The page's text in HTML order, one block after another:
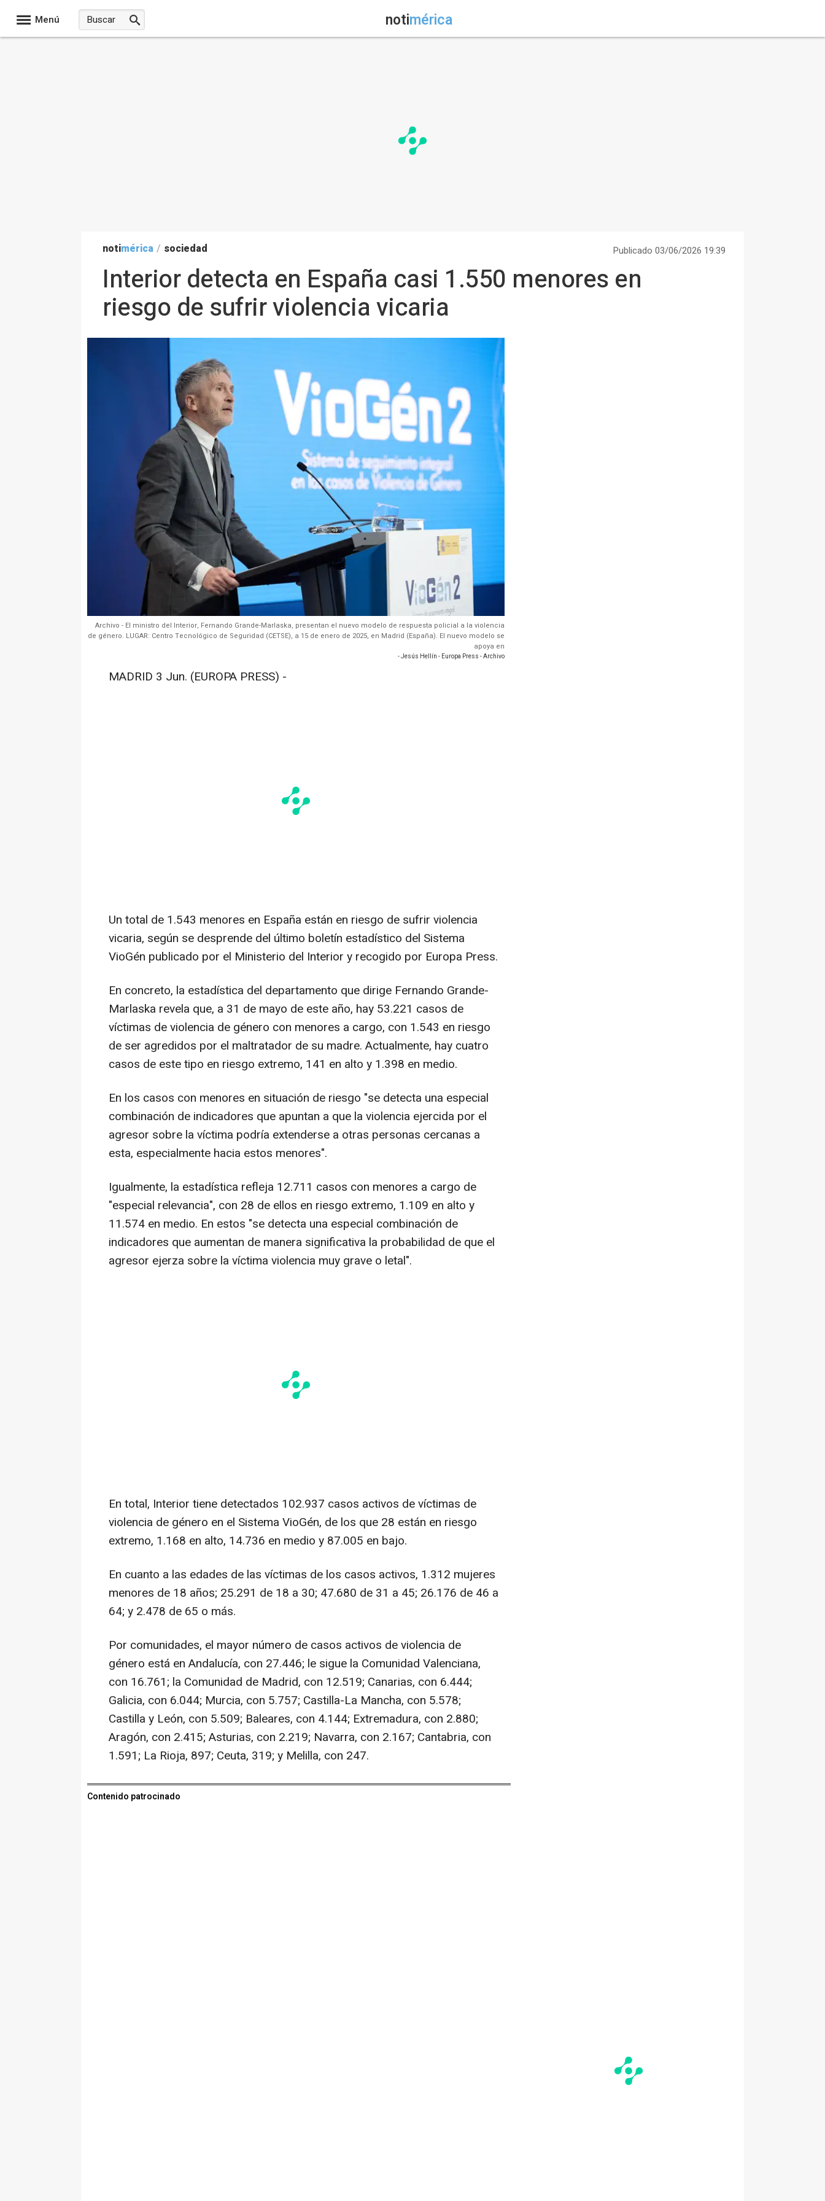
Menú notimérica
notimérica / sociedad Publicado 03/06/2026 19:39
Interior detecta en España casi 1.550 menores en
riesgo de sufrir violencia vicaria
Archivo - El ministro del Interior, Fernando Grande-Marlaska, presentan el nuevo modelo de respuesta policial a la violencia
de género. LUGAR: Centro Tecnológico de Seguridad (CETSE), a 15 de enero de 2025, en Madrid (España). El nuevo modelo se
apoya en
- Jesús Hellín - Europa Press - Archivo
MADRID 3 Jun. (EUROPA PRESS) -
Un total de 1.543 menores en España están en riesgo de sufrir violencia
vicaria, según se desprende del último boletín estadístico del Sistema
VioGén publicado por el Ministerio del Interior y recogido por Europa Press.
En concreto, la estadística del departamento que dirige Fernando Grande-
Marlaska revela que, a 31 de mayo de este año, hay 53.221 casos de
víctimas de violencia de género con menores a cargo, con 1.543 en riesgo
de ser agredidos por el maltratador de su madre. Actualmente, hay cuatro
casos de este tipo en riesgo extremo, 141 en alto y 1.398 en medio.
En los casos con menores en situación de riesgo "se detecta una especial
combinación de indicadores que apuntan a que la violencia ejercida por el
agresor sobre la víctima podría extenderse a otras personas cercanas a
esta, especialmente hacia estos menores".
Igualmente, la estadística refleja 12.711 casos con menores a cargo de
"especial relevancia", con 28 de ellos en riesgo extremo, 1.109 en alto y
11.574 en medio. En estos "se detecta una especial combinación de
indicadores que aumentan de manera significativa la probabilidad de que el
agresor ejerza sobre la víctima violencia muy grave o letal".
En total, Interior tiene detectados 102.937 casos activos de víctimas de
violencia de género en el Sistema VioGén, de los que 28 están en riesgo
extremo, 1.168 en alto, 14.736 en medio y 87.005 en bajo.
En cuanto a las edades de las víctimas de los casos activos, 1.312 mujeres
menores de 18 años; 25.291 de 18 a 30; 47.680 de 31 a 45; 26.176 de 46 a
64; y 2.478 de 65 o más.
Por comunidades, el mayor número de casos activos de violencia de
género está en Andalucía, con 27.446; le sigue la Comunidad Valenciana,
con 16.761; la Comunidad de Madrid, con 12.519; Canarias, con 6.444;
Galicia, con 6.044; Murcia, con 5.757; Castilla-La Mancha, con 5.578;
Castilla y León, con 5.509; Baleares, con 4.144; Extremadura, con 2.880;
Aragón, con 2.415; Asturias, con 2.219; Navarra, con 2.167; Cantabria, con
1.591; La Rioja, 897; Ceuta, 319; y Melilla, con 247.
Contenido patrocinado